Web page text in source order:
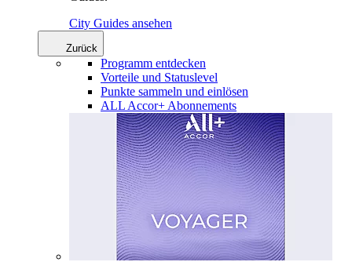
City Guides ansehen
Zurück
Programm entdecken
Vorteile und Statuslevel
Punkte sammeln und einlösen
ALL Accor+ Abonnements